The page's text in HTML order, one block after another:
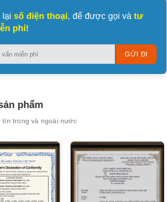
lại số điện thoại, để được gọi và tư
phí!
Please
this
phẩm
trong và ngoài nước